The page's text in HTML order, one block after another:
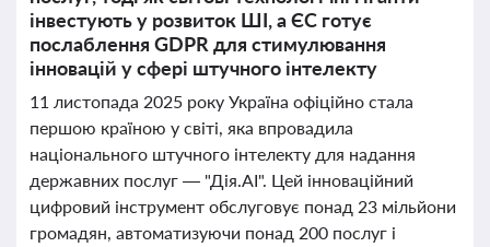
інвестують у розвиток ШІ, а ЄС готує
послаблення GDPR для стимулювання
інновацій у сфері штучного інтелекту
11 листопада 2025 року Україна офіційно стала
першою країною у світі, яка впровадила
національного штучного інтелекту для надання
державних послуг — "Дія.АI". Цей інноваційний
цифровий інструмент обслуговує понад 23 мільйони
громадян, автоматизуючи понад 200 послуг і